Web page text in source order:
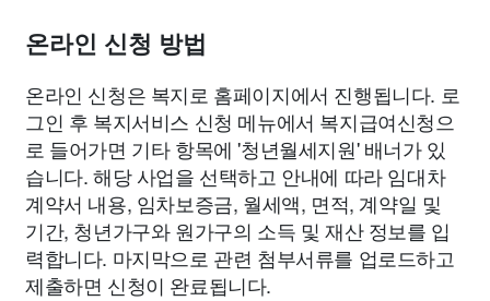
온라인 신청 방법
온라인 신청은 복지로 홈페이지에서 진행됩니다. 로
그인 후 복지서비스 신청 메뉴에서 복지급여신청으
로 들어가면 기타 항목에 '청년월세지원' 배너가 있
습니다. 해당 사업을 선택하고 안내에 따라 임대차
계약서 내용, 임차보증금, 월세액, 면적, 계약일 및
기간, 청년가구와 원가구의 소득 및 재산 정보를 입
력합니다. 마지막으로 관련 첨부서류를 업로드하고
제출하면 신청이 완료됩니다.